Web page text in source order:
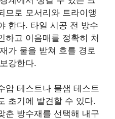
므로 모서리와 트라이앵
한다. 타일 시공 전 방수
하고 이음매를 정확히 처
가 물을 받쳐 흐를 경로
강한다.
압 테스트나 물샘 테스트
초기에 발견할 수 있다.
춘 방수재를 선택해 내구